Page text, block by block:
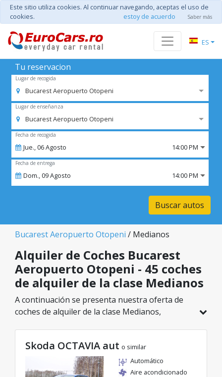
Este sitio utiliza cookies. Al continuar navegando, aceptas el uso de
cookies.
estoy de acuerdo Saber más
ES
Tu reservacion
Lugar de recogida
Bucarest Aeropuerto Otopeni
Lugar de enseñanza
Bucarest Aeropuerto Otopeni
Fecha de recogida
Jue.,06Agosto 14:00 PM
Fecha de entrega
Dom.,09Agosto 14:00 PM
Buscar autos
Bucarest Aeropuerto Otopeni / Medianos
Alquiler de Coches Bucarest
Aeropuerto Otopeni - 45 coches
de alquiler de la clase Medianos
A continuación se presenta nuestra oferta de
coches de alquiler de la clase Medianos,
puedes elegir el modelo ideal de la categoría
seleccionada, con tarifas excelentes desde solo
20€/día.
Skoda OCTAVIA aut o similar
Automático
Aire acondicionado